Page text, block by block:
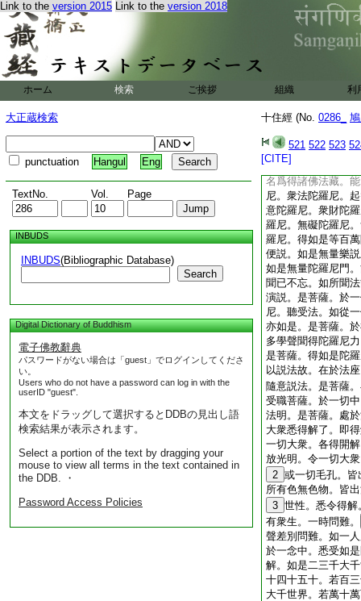
Link to the version 2015 Link to the version 2018
ホーム 検索 ご挨拶 組織 利
大正蔵検索
punctuation Hangul Eng
TextNo. Vol. Page
INBUDS
INBUDS(Bibliographic Database)
Search
Digital Dictionary of Buddhism
電子佛教辭典
パスワードがない場合は「guest」でログインしてくださ
い。
Users who do not have a password can log in with the
userID "guest".
本文をドラッグして選択するとDDBの見出し語
検索結果が表示されます。
Select a portion of the text by dragging your
mouse to view all terms in the text contained in
the DDB. ・
Password Access Policies
十住經 (No. 0286_
521 522 523
[CITE]
次以法無礙智。知
以義無礙智。知種
隨諸佛得道事差別
大慈大悲。無礙智
生心。隨根隨欲樂
音聲。不分
22 別
以諸佛智慧力。隨
菩薩摩訶薩。如是
名爲得諸佛法藏。
尼。衆法陀羅尼。
意陀羅尼。衆財陀
羅尼。無礙陀羅尼
羅尼。得如是等百
便説。如是無量樂
如是無量陀羅尼門
聞已不忘。如所聞
演説。是菩薩。於
尼。聽受法。如從
亦如是。是菩薩。
多學聲聞得陀羅尼
是菩薩。得如是陀
以説法故。在於法
隨意説法。是菩薩
受職菩薩。於一切
法明。是菩薩。處
大衆悉得解了。即
一切大衆。各得開
放光明。令一切大
2 或一切毛孔。
所有色無色物。皆
3 世性。悉令得
有衆生。一時問難。
聲差別問難。如一
於一念中。悉受如
解。如是二三千大
十四十五十。若百
大千世界。若萬十